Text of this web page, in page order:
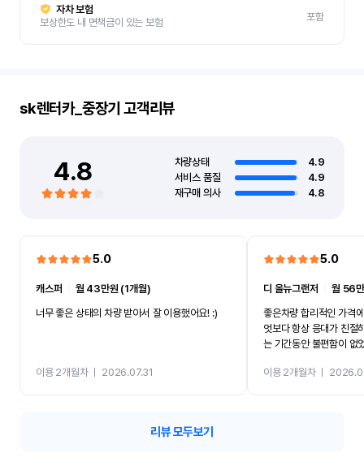
자차 보험
보상한도 내 면책금이 있는 보험
포함
sk렌터카_중장기 고객리뷰
4.8 차량상태
4.9
서비스 품질
4.9
재구매 의사
4.8
5.0
캐스퍼
월 43만원 (1개월)
너무 좋은 상태의 차량 받아서 잘 이용했어요! :)
이용 2개월차ㅣ 2026.07.31
5.0
디 올뉴그랜저 ㅣ월 56
좋은차량 합리적인 가격
엇보다 항상 응대가 친절
는 기간동안 불편함이 없
카 렌트 고민없이 강추합
이용 2개월차ㅣ
리뷰 모두보기